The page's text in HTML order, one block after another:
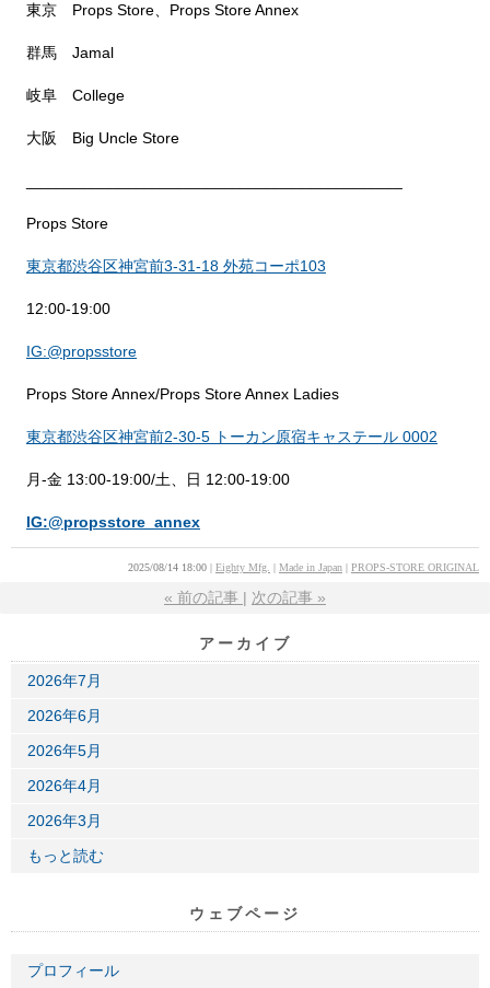
東京 Props Store、Props Store Annex
群馬 Jamal
岐阜 College
大阪 Big Uncle Store
Props Store
東京都渋谷区神宮前3-31-18 外苑コーポ103
12:00-19:00
IG:@propsstore
Props Store Annex/Props Store Annex Ladies
東京都渋谷区神宮前2-30-5 トーカン原宿キャステール 0002
月-金 13:00-19:00/土、日 12:00-19:00
IG:@propsstore_annex
2025/08/14 18:00 Eighty Mfg. Made in Japan PROPS-STORE ORIGINAL
« 前の記事 次の記事 »
アーカイブ
2026年7月
2026年6月
2026年5月
2026年4月
2026年3月
もっと読む
ウェブページ
プロフィール